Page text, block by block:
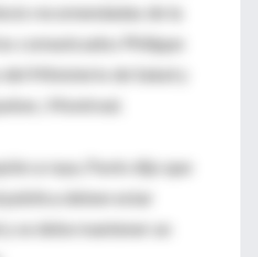
recomendadas de la
comunicados Philippe
Ministerio de Salud y
Montreal.
a raya, Pavlo dijo que
deben estar
se debe mantener un